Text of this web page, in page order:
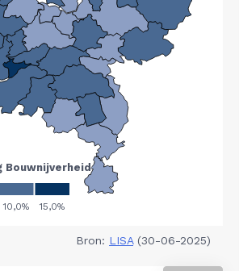
Bron: LISA(30-06-2025)